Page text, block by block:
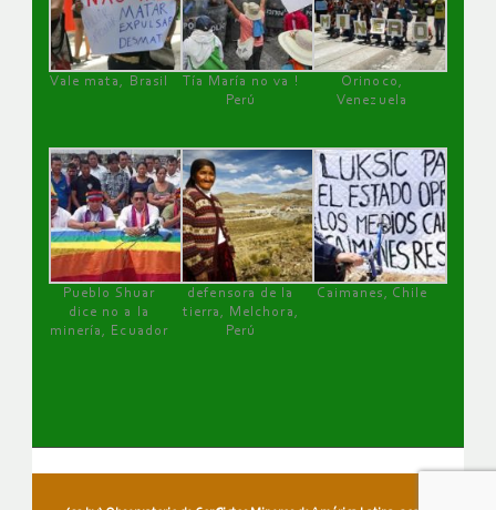
Vale mata, Brasil
Tía María no va !
Perú
Orinoco,
Venezuela
Pueblo Shuar
dice no a la
minería, Ecuador
defensora de la
tierra, Melchora,
Perú
Caimanes, Chile